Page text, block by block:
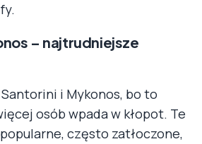
– najtrudniejsze
i Mykonos, bo to
osób wpada w kłopot. Te
często zatłoczone,